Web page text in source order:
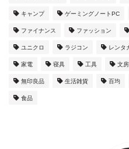
キャンプ ゲーミングノートPC
ファイナンス ファッション
ユニクロ ラジコン レンタ
家電 寝具 工具 文
無印良品 生活雑貨 百均
食品